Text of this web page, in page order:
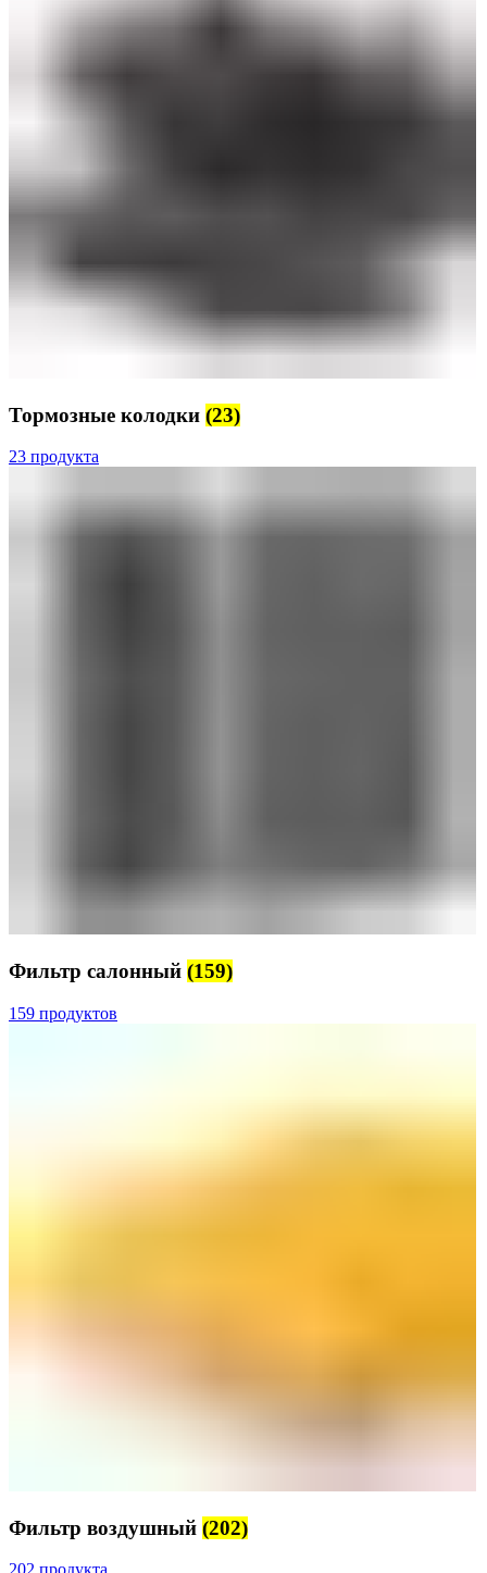
Тормозные колодки (23)
23 продукта
Фильтр салонный (159)
159 продуктов
Фильтр воздушный (202)